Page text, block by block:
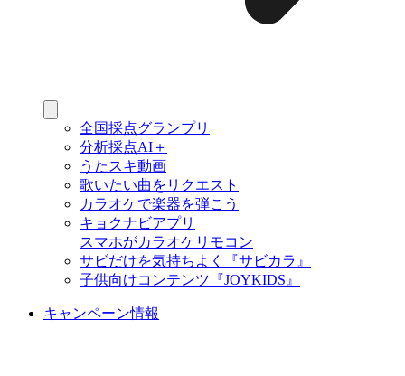
全国採点グランプリ
分析採点AI＋
うたスキ動画
歌いたい曲をリクエスト
カラオケで楽器を弾こう
キョクナビアプリ
スマホがカラオケリモコン
サビだけを気持ちよく『サビカラ』
子供向けコンテンツ『JOYKIDS』
キャンペーン情報